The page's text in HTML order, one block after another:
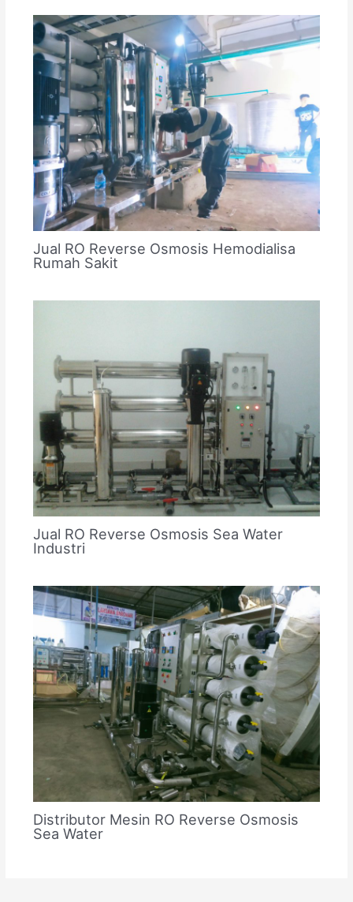
Jual RO Reverse Osmosis Hemodialisa
Rumah Sakit
Jual RO Reverse Osmosis Sea Water
Industri
Distributor Mesin RO Reverse Osmosis
Sea Water